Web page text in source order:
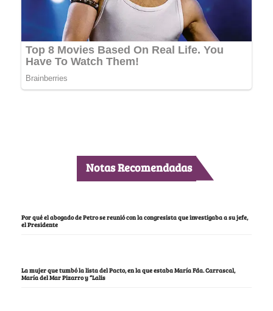
Notas Recomendadas
Por qué el abogado de Petro se reunió con la congresista que investigaba a su jefe,
el Presidente
La mujer que tumbó la lista del Pacto, en la que estaba María Fda. Carrascal,
María del Mar Pizarro y “Lalis